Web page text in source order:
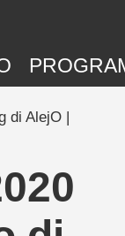
di AlejO |